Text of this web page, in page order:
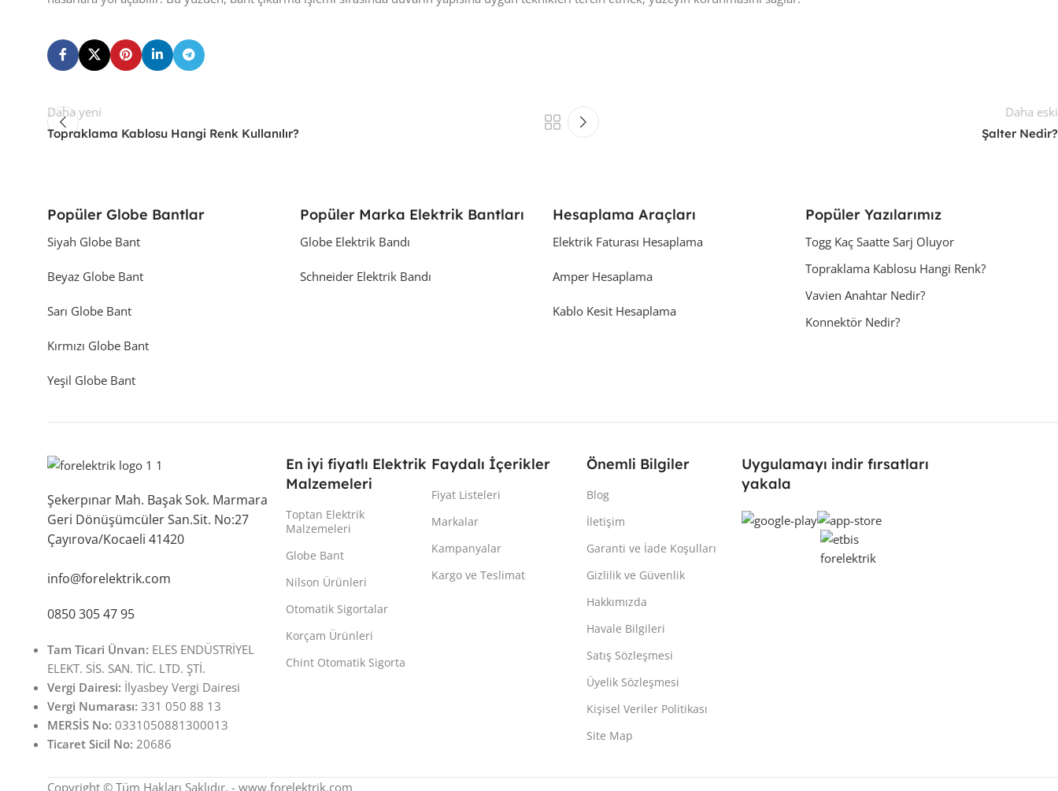
Daha yeni
Topraklama Kablosu Hangi Renk Kullanılır?
Daha eski
Şalter Nedir?
Popüler Globe Bantlar
Siyah Globe Bant
Beyaz Globe Bant
Sarı Globe Bant
Kırmızı Globe Bant
Yeşil Globe Bant
Popüler Marka Elektrik Bantları
Globe Elektrik Bandı
Schneider Elektrik Bandı
Hesaplama Araçları
Elektrik Faturası Hesaplama
Amper Hesaplama
Kablo Kesit Hesaplama
Popüler Yazılarımız
Togg Kaç Saatte Sarj Oluyor
Topraklama Kablosu Hangi Renk?
Vavien Anahtar Nedir?
Konnektör Nedir?
Şekerpınar Mah. Başak Sok. Marmara
Geri Dönüşümcüler San.Sit. No:27
Çayırova/Kocaeli 41420
info@forelektrik.com
0850 305 47 95
Tam Ticari Ünvan: ELES ENDÜSTRİYEL
ELEKT. SİS. SAN. TİC. LTD. ŞTİ.
Vergi Dairesi: İlyasbey Vergi Dairesi
Vergi Numarası: 331 050 88 13
MERSİS No: 0331050881300013
Ticaret Sicil No: 20686
En iyi fiyatlı Elektrik
Malzemeleri
Toptan Elektrik
Malzemeleri
Globe Bant
Nilson Ürünleri
Otomatik Sigortalar
Korçam Ürünleri
Chint Otomatik Sigorta
Faydalı İçerikler
Fiyat Listeleri
Markalar
Kampanyalar
Kargo ve Teslimat
Önemli Bilgiler
Blog
İletişim
Garanti ve İade Koşulları
Gizlilik ve Güvenlik
Hakkımızda
Havale Bilgileri
Satış Sözleşmesi
Üyelik Sözleşmesi
Kişisel Veriler Politikası
Site Map
Uygulamayı indir fırsatları
yakala
Copyright © Tüm Hakları Saklıdır. - www.forelektrik.com